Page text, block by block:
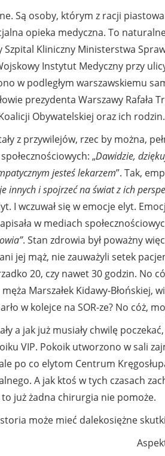
Są osoby, którym z racji
opieka medyczna. To
Szpital Kliniczny Ministerstwa
Instytut Medyczny przy
w podległym warszawskiemu
prezydenta Warszawy Rafała
Obywatelskiej oraz ich
z przywilejów, rzec by można,
„Dawidzie,
jesteś lekarzem”. Tak,
innych i spojrzeć na świat z ich
I wczuwał się w emocje elyt.
w mediach
. Stan zdrowia był poważny
jej mąż, nie zauważyli setek
20, czy nawet 30 godzin. No
Marszałek Kidawy-Błońskiej,
w kolejce na SOR-ze? No cóż,
a jak już musiały chwilę
VIP. Pokoik utworzono w sali
po co elytom Centrum
A jak ktoś w tych czasach
już żadna chirurgia nie pomoże.
może mieć dalekosiężne